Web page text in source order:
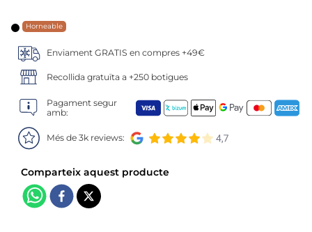
Horneable
Enviament GRATIS en compres +49€
Recollida gratuïta a +250 botigues
Pagament segur
amb:
Més de 3k reviews:
8. salmó premium
. tequeños
10. gambas peladas